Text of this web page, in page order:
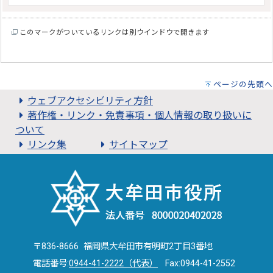
このマークがついているリンクは別ウインドウで開きます
ページの先頭へ
ウェブアクセシビリティ方針
著作権・リンク・免責事項・個人情報の取り扱いに
ついて
リンク集
サイトマップ
〒836-8666 福岡県大牟田市有明町2丁目3番地
電話番号:0944-41-2222（代表） Fax:0944-41-2552